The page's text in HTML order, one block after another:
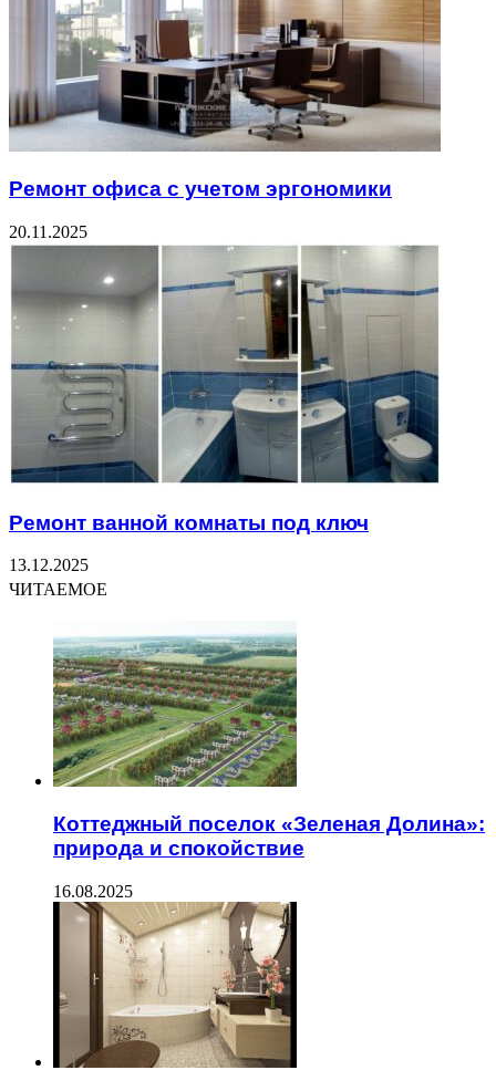
Ремонт офиса с учетом эргономики
20.11.2025
Ремонт ванной комнаты под ключ
13.12.2025
ЧИТАЕМОЕ
Коттеджный поселок «Зеленая Долина»:
природа и спокойствие
16.08.2025